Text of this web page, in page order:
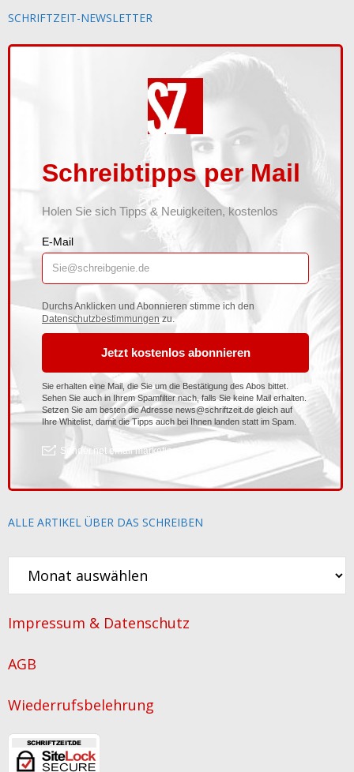
SCHRIFTZEIT-NEWSLETTER
ALLE ARTIKEL ÜBER DAS SCHREIBEN
Alle
Artikel
das
Schreiben
Impressum & Datenschutz
AGB
Wiederrufsbelehrung